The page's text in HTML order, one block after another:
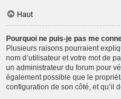
Haut
Pourquoi ne puis-je pas me
Plusieurs raisons pourraient
nom d’utilisateur et votre mot de
un administrateur du forum pour
également possible que le
configuration de son côté, et qu’il